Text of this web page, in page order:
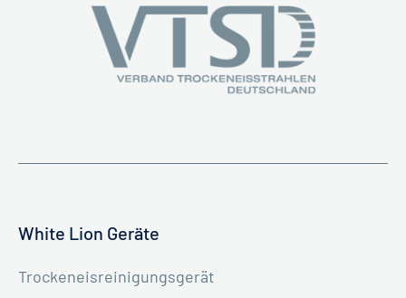
White Lion Geräte
Trockeneisreinigungsgerät